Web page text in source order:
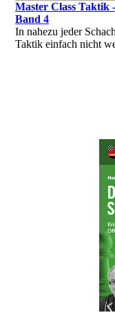
Master Class Taktik
Band 4
In nahezu jeder
Taktik einfach nicht
ist ärgerlicher, den